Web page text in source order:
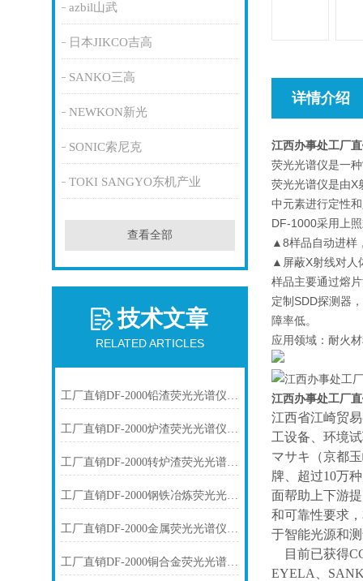
azbil山武
日本JIKCO吉高
SANKO三高
NEWKON新光
SONIC索尼克
TOKI SANGYO东机产业
查看全部
技术文章
RELATED ARTICLES
工厂直销DF-2000铅渣荧光光谱仪技术参数
工厂直销DF-2000炉渣荧光光谱仪技术参数
工厂直销DF-2000转炉渣荧光光谱仪技术参数
工厂直销DF-2000钢铁冶炼荧光光谱仪技术参数
工厂直销DF-2000金属荧光光谱仪技术参数
工厂直销DF-2000铜合金荧光光谱仪技术参数
详情介绍
江西办事处工厂
荧光光谱仪是一
荧光光谱仪是由X
中元素进行定性
DF-1000采用上
▲8样品自动进样
▲屏蔽X射线对人
样品主要通过熔
定制SDD探测器
障率低。
应用领域：耐火
江西办事处工厂
江西省江崎贸
工设备、环境
マサキ（京都
牌、超过10万
面帮助上下游
和可靠性要求
于智能光源和
目前已获得
EYELA、